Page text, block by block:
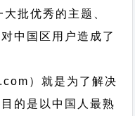
批优秀的主题、
中国区用户造成了
） 就是为了解决
的是以中国人最熟